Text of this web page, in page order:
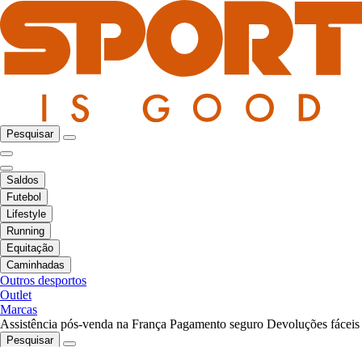
Pesquisar
Saldos
Futebol
Lifestyle
Running
Equitação
Caminhadas
Outros desportos
Outlet
Marcas
Assistência pós-venda na França Pagamento seguro Devoluções fáceis
Pesquisar